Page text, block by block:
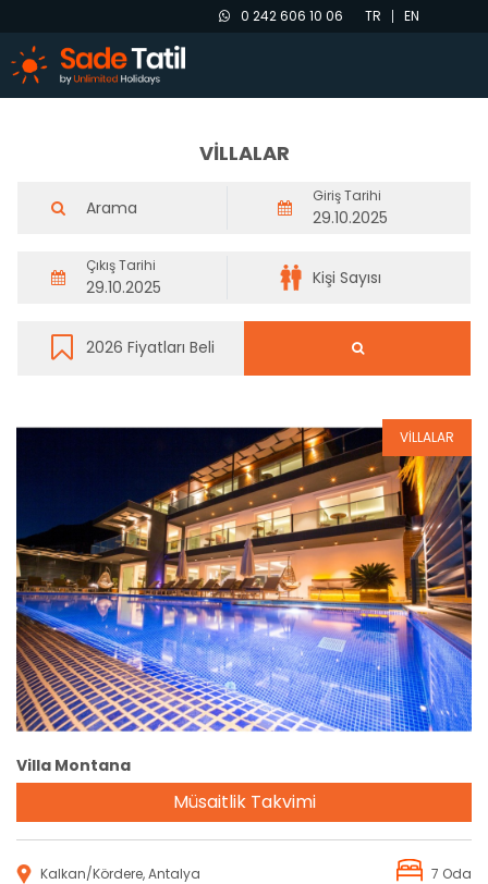
0 242 606 10 06 TR EN
VİLLALAR
Giriş Tarihi
Çıkış Tarihi
Rezervasyon
VİLLALAR
Villa Montana
Müsaitlik Takvimi
Kalkan/Kördere, Antalya
7 Oda